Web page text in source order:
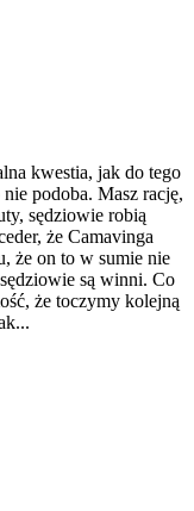
kwestia, jak do tego
podoba. Masz rację,
sędziowie robią
że Camavinga
że on to w sumie nie
są winni. Co
że toczymy kolejną